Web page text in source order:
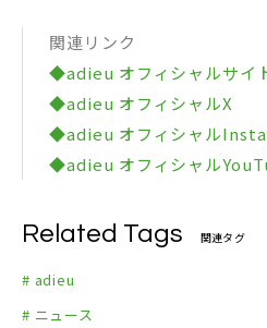
関連リンク
◆adieu オフィシャルサイ
◆adieu オフィシャルX
◆adieu オフィシャル
◆adieu オフィシャル
Related Tags 関連タグ
# adieu
# ニュース